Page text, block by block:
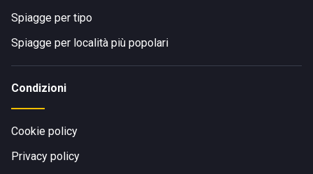
Spiagge per tipo
Spiagge per località più popolari
Condizioni
Cookie policy
Privacy policy